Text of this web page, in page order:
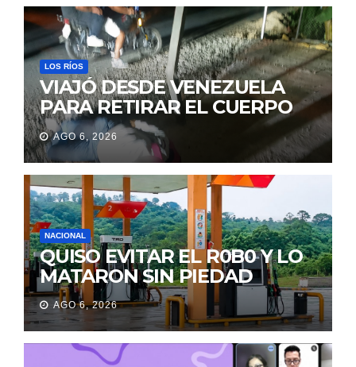
LOS RÍOS
VIAJÓ DESDE VENEZUELA
PARA RETIRAR EL CUERPO
DE SU MARIDO QUE
PERMANECIÓ SEIS DÍAS EN
LA MORGUE
AGO 6, 2026
NACIONAL
QUISO EVITAR EL R0B0 Y LO
MATARON SIN PIEDAD
AGO 6, 2026